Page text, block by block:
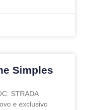
Simples
STRADA
e exclusivo